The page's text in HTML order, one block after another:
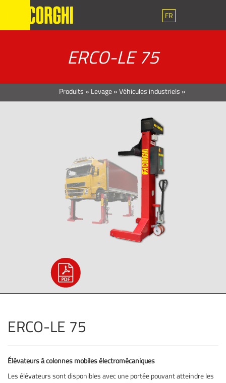
FR
ERCO-LE 75
Produits » Levage»Véhicules industriels »
ERCO-LE 75
Élévateurs à colonnes mobiles électromécaniques
Les élévateurs sont disponibles avec une portée pouvant atteindre les